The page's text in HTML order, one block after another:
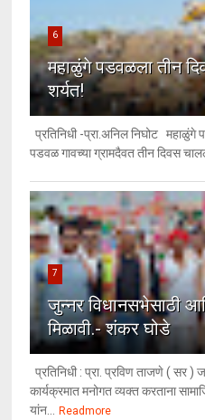
6
महाळुंगे पडवळला तीन
शर्यत!
प्रतिनिधी -प्रा.अनिल निघोट
पडवळ गावच्या ग्रामदैवत तीन दिवस
7
जुन्नर विधानसभेसाठी
मिळावी.- शंकर घोडे
प्रतिनिधी : प्रा. प्रविण ताजणे ( सर )
कार्यक्रमात मनोगत व्यक्त करताना
यांन... Readmore